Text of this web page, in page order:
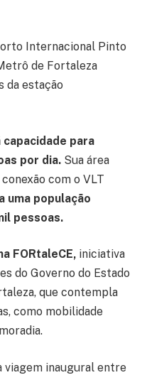
Internacional Pinto
de Fortaleza
da estação
para
por dia. Sua área
com o VLT
uma população
pessoas.
FORtaleCE, iniciativa
do Governo do Estado
que contempla
como mobilidade
viagem inaugural entre